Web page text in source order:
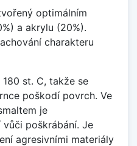
optimálním
a akrylu (20%).
charakteru
st. C, takže se
poškodí povrch. Ve
je
vůči poškrábání. Je
agresivními materiály